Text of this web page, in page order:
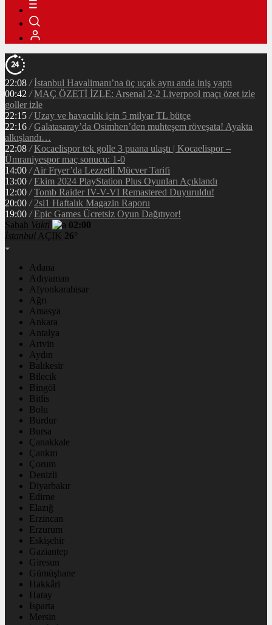
22:08 / İstanbul Havalimanı’na üç uçak aynı anda iniş yaptı
00:42 / MAÇ ÖZETİ İZLE: Arsenal 2-2 Liverpool maçı özet izle
goller izle
22:15 / Uzay ve havacılık için 5 milyar TL bütçe
22:16 / Galatasaray’da Osimhen’den muhteşem röveşata! Ayakta
alkışlandı…
22:08 / Kocaelispor tek golle 3 puana ulaştı | Kocaelispor –
Ümraniyespor maç sonucu: 1-0
14:00 / Air Fryer’da Lezzetli Mücver Tarifi
13:00 / Ekim 2024 PlayStation Plus Oyunları Açıklandı
12:00 / Tomb Raider IV-V-VI Remastered Duyuruldu!
20:00 / 2si1 Haftalık Magazin Raporu
19:00 / Epic Games Ücretsiz Oyun Dağıtıyor!
Sabah Vakti
02:00
İstanbul AÇIK 26°
Adana
Adıyaman
Afyonkarahisar
Ağrı
Amasya
Ankara
Antalya
Artvin
Aydın
Balıkesir
Bilecik
Bingöl
Bitlis
Bolu
Burdur
Bursa
Çanakkale
Çankırı
Çorum
Denizli
Diyarbakır
Edirne
Elazığ
Erzincan
Erzurum
Eskişehir
Gaziantep
Giresun
Gümüşhane
Hakkâri
Hatay
Isparta
Mersin